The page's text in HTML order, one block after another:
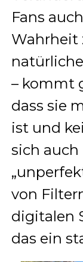
Fans
Wahrheit
– kommt
dass sie
ist und
sich
von
digitalen
das ein